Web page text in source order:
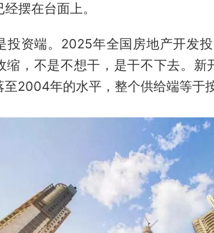
摆在台面上。
投资端。2025年全国房地产开发
缩，不是不想干，是干不下去。新
至2004年的水平，整个供给端等于